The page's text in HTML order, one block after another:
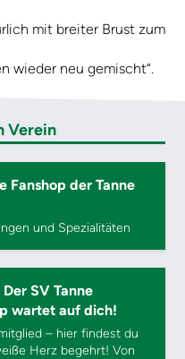
mit breiter Brust zum
wieder neu gemischt“.
Verein
Fanshop der Tanne
und Spezialitäten
SV Tanne
wartet auf dich!
– hier findest du
Herz begehrt! Von